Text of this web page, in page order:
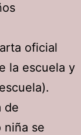
oficial
la escuela y
de
niña se